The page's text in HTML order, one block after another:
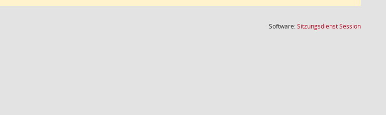
Software:SitzungsdienstSession(Wird in